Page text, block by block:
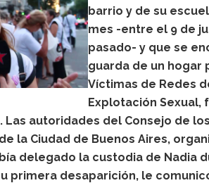
barrio y de su
mes -entre el 9 de
pasado- y que se
guarda de un hogar
Víctimas de Redes
Explotación Sexual,
Las autoridades del Consejo de
la Ciudad de Buenos Aires,
delegado la custodia de Nadia
primera desaparición, le